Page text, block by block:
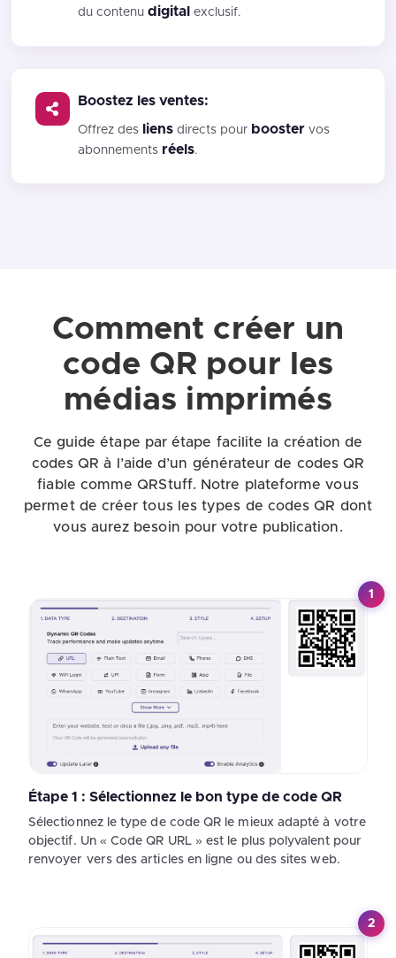
du contenudigital exclusif.
Boostez les ventes:
Offrez des liens directs pour booster vos
abonnements réels.
Comment créer un
code QR pour les
médias imprimés
Ce guide étape par étape facilite la création de
codes QR à l’aide d’un générateur de codes QR
fiable comme QRStuff. Notre plateforme vous
permet de créer tous les types de codes QR dont
vous aurez besoin pour votre publication.
1
Étape 1 : Sélectionnez le bon type de code QR
Sélectionnez le type de code QR le mieux adapté à votre
objectif. Un « Code QR URL » est le plus polyvalent pour
renvoyer vers des articles en ligne ou des sites web.
2